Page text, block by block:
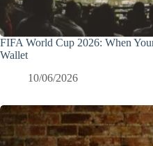
FIFA World Cup 2026: When
Wallet
10/06/2026